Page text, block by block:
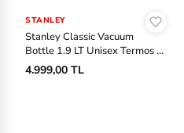
STANLEY
Stanley Classic Vacuum
Bottle 1.9 LT Unisex Termos -
Siyah
4.999,00 TL